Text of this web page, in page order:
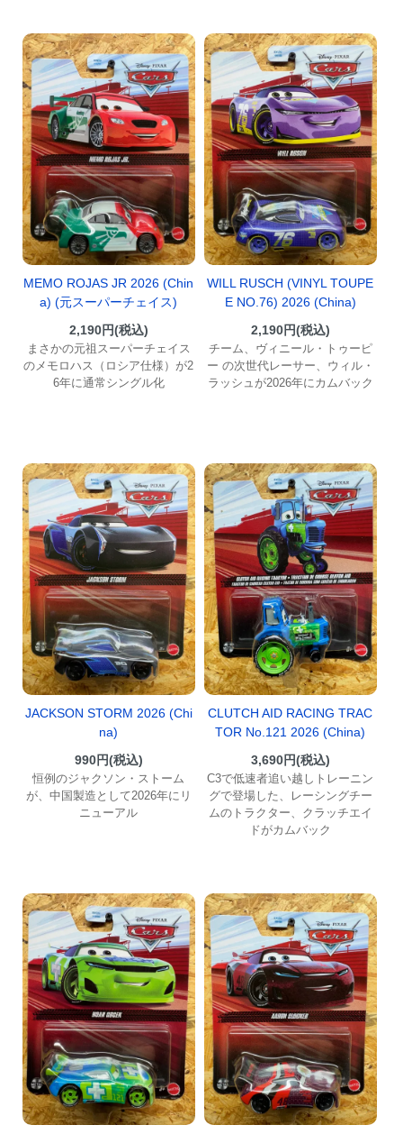
MEMO ROJAS JR 2026 (Chin
a) (元スーパーチェイス)
2,190円(税込)
まさかの元祖スーパーチェイス
のメモロハス（ロシア仕様）が2
6年に通常シングル化
WILL RUSCH (VINYL TOUPE
E NO.76) 2026 (China)
2,190円(税込)
チーム、ヴィニール・トゥーピ
ー の次世代レーサー、ウィル・
ラッシュが2026年にカムバック
JACKSON STORM 2026 (Chi
na)
990円(税込)
恒例のジャクソン・ストーム
が、中国製造として2026年にリ
ニューアル
CLUTCH AID RACING TRAC
TOR No.121 2026 (China)
3,690円(税込)
C3で低速者追い越しトレーニン
グで登場した、レーシングチー
ムのトラクター、クラッチエイ
ドがカムバック